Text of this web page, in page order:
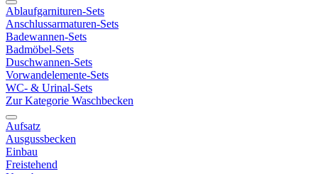
Ablaufgarnituren-Sets
Anschlussarmaturen-Sets
Badewannen-Sets
Badmöbel-Sets
Duschwannen-Sets
Vorwandelemente-Sets
WC- & Urinal-Sets
Zur Kategorie Waschbecken
Aufsatz
Ausgussbecken
Einbau
Freistehend